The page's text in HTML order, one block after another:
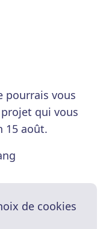
pourrais vous
qui vous
15 août.
de cookies